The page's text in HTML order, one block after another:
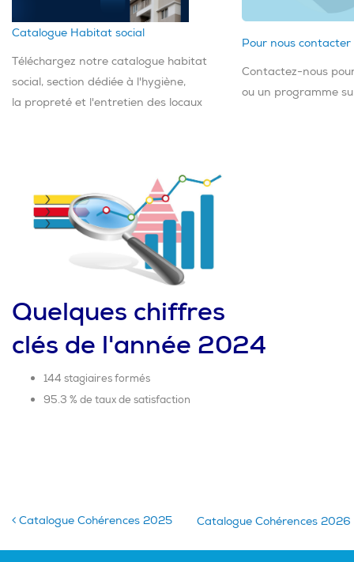
Catalogue Habitat social
Téléchargez notre catalogue habitat
social, section dédiée à l'hygiène,
la propreté et l'entretien des locaux
Pour nous contacter
Contactez-nous
ou un programme
Quelques chiffres
clés de l'année 2024
144 stagiaires formés
95.3 % de taux de satisfaction
Catalogue Cohérences 2025 Catalogue Cohérences 2026